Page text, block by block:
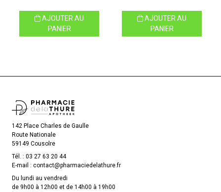
AJOUTER AU
PANIER
AJOUTER AU
PANIER
142 Place Charles de Gaulle
Route Nationale
59149 Cousolre
Tél. : 03 27 63 20 44
E-mail : contact@pharmaciedelathure.fr
Du lundi au vendredi
de 9h00 à 12h00 et de 14h00 à 19h00